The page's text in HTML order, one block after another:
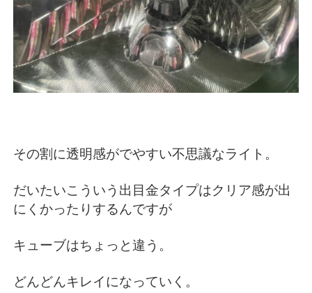
その割に透明感がでやすい不思議なライト。
だいたいこういう出目金タイプはクリア感が出
にくかったりするんですが
キューブはちょっと違う。
どんどんキレイになっていく。